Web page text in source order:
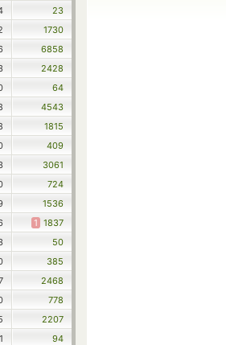
23
1730
6858
2428
64
4543
1815
409
3061
724
1536
1 1837
50
385
2468
778
2207
94